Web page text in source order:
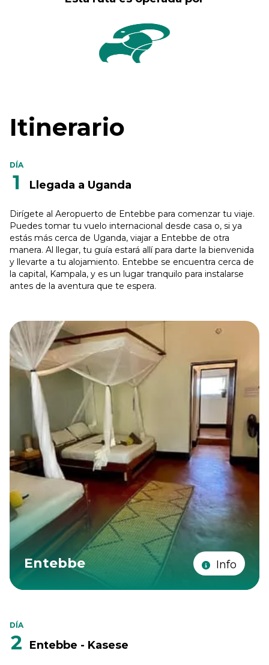
Itinerario
DÍA
1 Llegada a Uganda
Dirígete al Aeropuerto de Entebbe para comenzar tu viaje.
Puedes tomar tu vuelo internacional desde casa o, si ya
estás más cerca de Uganda, viajar a Entebbe de otra
manera. Al llegar, tu guía estará allí para darte la bienvenida
y llevarte a tu alojamiento. Entebbe se encuentra cerca de
la capital, Kampala, y es un lugar tranquilo para instalarse
antes de la aventura que te espera.
Entebbe Info
DÍA
2 Entebbe - Kasese